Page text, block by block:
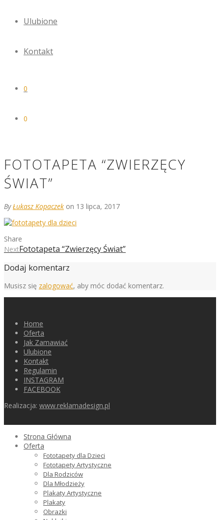
Ulubione
Kontakt
0
0
FOTOTAPETA “ZWIERZĘCY
ŚWIAT”
ByŁukasz Kopaczek on 13 lipca, 2017
Share
NextFototapeta “Zwierzęcy Świat”
Dodaj komentarz
Musisz się zalogować, aby móc dodać komentarz.
Home
Oferta
Jak Zamawiać
Ulubione
Kontakt
Regulamin
INSTAGRAM
FACEBOOK
Realizacja: www.reklamadesign.pl
Strona Główna
Oferta
Fototapety dla Dzieci
Fototapety Artystyczne
Dla Rodziców
Dla Młodzieży
Plakaty Artystyczne
Plakaty
Obrazki